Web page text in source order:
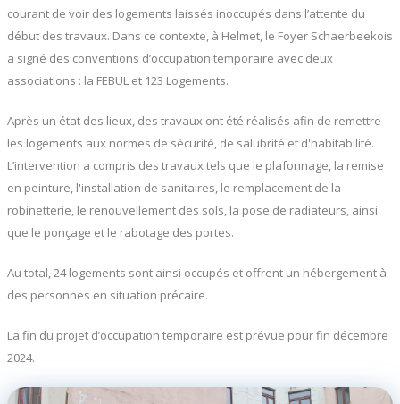
courant de voir des logements laissés inoccupés dans l’attente du
début des travaux. Dans ce contexte, à Helmet, le Foyer Schaerbeekois
a signé des conventions d’occupation temporaire avec deux
associations : la FEBUL et 123 Logements.
Après un état des lieux, des travaux ont été réalisés afin de remettre
les logements aux normes de sécurité, de salubrité et d'habitabilité.
L’intervention a compris des travaux tels que le plafonnage, la remise
en peinture, l'installation de sanitaires, le remplacement de la
robinetterie, le renouvellement des sols, la pose de radiateurs, ainsi
que le ponçage et le rabotage des portes.
Au total, 24 logements sont ainsi occupés et offrent un hébergement à
des personnes en situation précaire.
La fin du projet d’occupation temporaire est prévue pour fin décembre
2024.